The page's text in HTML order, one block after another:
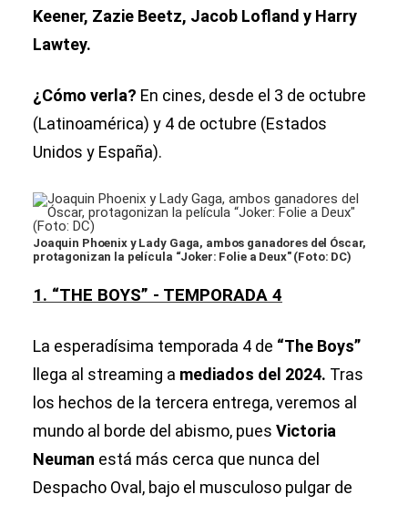
Keener, Zazie Beetz, Jacob Lofland y Harry
Lawtey.
¿Cómo verla? En cines, desde el 3 de octubre
(Latinoamérica) y 4 de octubre (Estados
Unidos y España).
Joaquin Phoenix y Lady Gaga, ambos ganadores del Óscar,
protagonizan la película “Joker: Folie a Deux″ (Foto: DC)
1. “THE BOYS” - TEMPORADA 4
La esperadísima temporada 4 de “The Boys”
llega al streaming a mediados del 2024. Tras
los hechos de la tercera entrega, veremos al
mundo al borde del abismo, pues Victoria
Neuman está más cerca que nunca del
Despacho Oval, bajo el musculoso pulgar de